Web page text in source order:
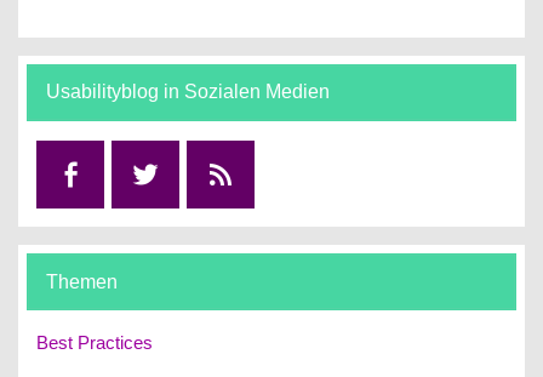
Usabilityblog in Sozialen Medien
Themen
Best Practices